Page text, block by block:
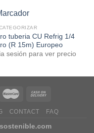
tuberia CU Refrig 1/4
(R 15m) Europeo
sesión para ver precio
CONTACT FAQ